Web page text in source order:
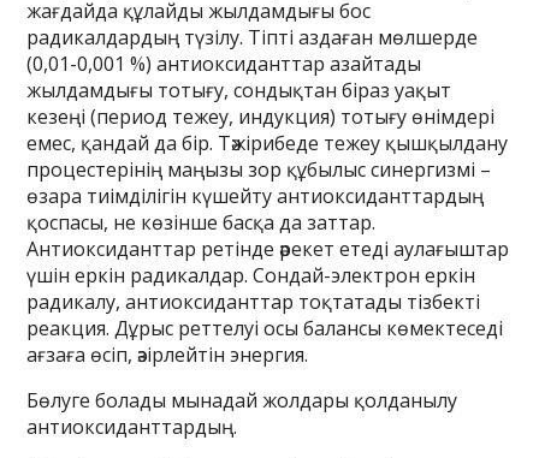
жағдайда құлайды жылдамдығы бос
радикалдардың түзілу. Тіпті аздаған мөлшерде
(0,01-0,001 %) антиоксиданттар азайтады
жылдамдығы тотығу, сондықтан біраз уақыт
кезеңі (период тежеу, индукция) тотығу өнімдері
емес, қандай да бір. Тәжірибеде тежеу қышқылдану
процестерінің маңызы зор құбылыс синергизмі –
өзара тиімділігін күшейту антиоксиданттардың
қоспасы, не көзінше басқа да заттар.
Антиоксиданттар ретінде әрекет етеді аулағыштар
үшін еркін радикалдар. Сондай-электрон еркін
радикалу, антиоксиданттар тоқтатады тізбекті
реакция. Дұрыс реттелуі осы балансы көмектеседі
ағзаға өсіп, әзірлейтін энергия.
Бөлуге болады мынадай жолдары қолданылу
антиоксиданттардың.